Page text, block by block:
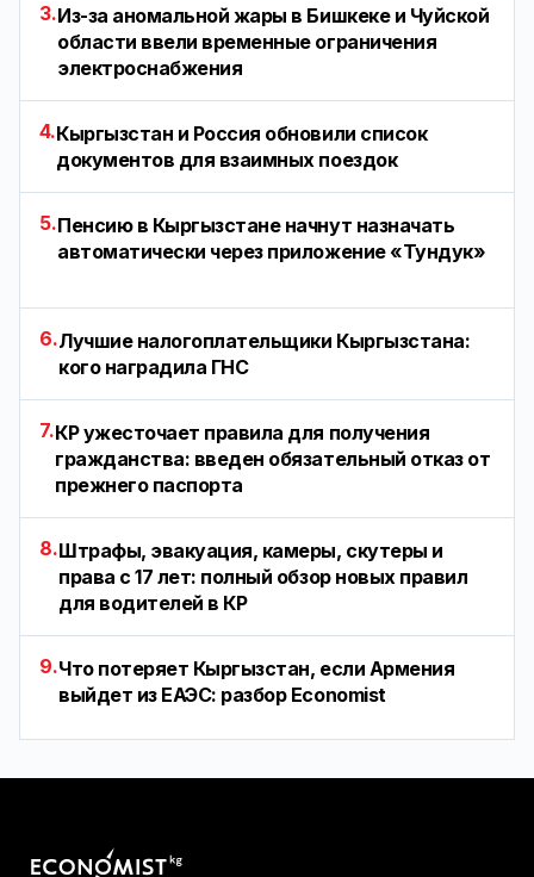
3.Из-за аномальной жары в Бишкеке и Чуйской
области ввели временные ограничения
электроснабжения
4.Кыргызстан и Россия обновили список
документов для взаимных поездок
5.Пенсию в Кыргызстане начнут назначать
автоматически через приложение «Тундук»
6.Лучшие налогоплательщики Кыргызстана:
кого наградила ГНС
7.КР ужесточает правила для получения
гражданства: введен обязательный отказ от
прежнего паспорта
8.Штрафы, эвакуация, камеры, скутеры и
права с 17 лет: полный обзор новых правил
для водителей в КР
9.Что потеряет Кыргызстан, если Армения
выйдет из ЕАЭС: разбор Economist